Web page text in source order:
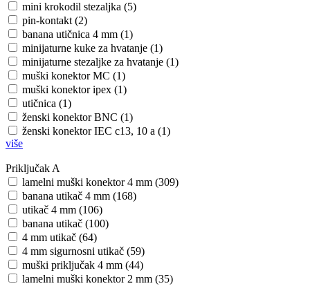
mini krokodil stezaljka (5)
pin-kontakt (2)
banana utičnica 4 mm (1)
minijaturne kuke za hvatanje (1)
minijaturne stezaljke za hvatanje (1)
muški konektor MC (1)
muški konektor ipex (1)
utičnica (1)
ženski konektor BNC (1)
ženski konektor IEC c13, 10 a (1)
više
Priključak A
lamelni muški konektor 4 mm (309)
banana utikač 4 mm (168)
utikač 4 mm (106)
banana utikač (100)
4 mm utikač (64)
4 mm sigurnosni utikač (59)
muški priključak 4 mm (44)
lamelni muški konektor 2 mm (35)